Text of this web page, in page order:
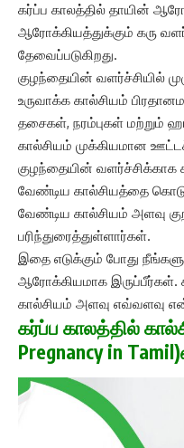
கர்ப்ப காலத்தில் தாயின்
ஆரோக்கியத்துக்கும் கரு
தேவைப்படுகிறது.
குழந்தையின் வளர்ச்சியில்
உருவாக்க கால்சியம்
தசைகள், நரம்புகள் மற்றும்
கால்சியம் முக்கியமான
குழந்தையின் வளர்ச்சிக்காக
வேண்டிய கால்சியத்தை
வேண்டிய கால்சியம் அளவு
பரிந்துரைத்துள்ளார்கள்.
இதை எடுக்கும் போது
ஆரோக்கியமாக இருப்பீர்கள்.
கால்சியம் அளவு எவ்வளவு
கர்ப்ப காலத்தில்
Pregnancy in